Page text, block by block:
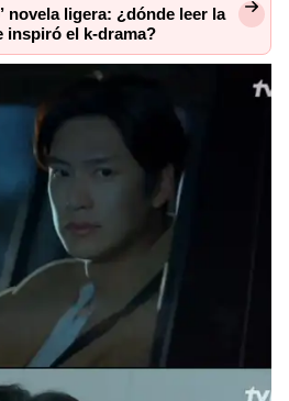
novela ligera: ¿dónde leer la
inspiró el k-drama?